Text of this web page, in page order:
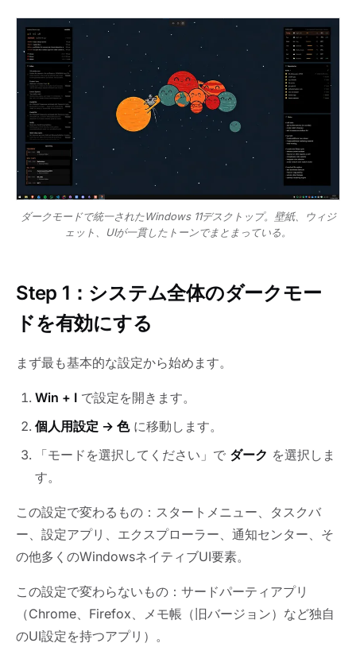
ダークモードで統一されたWindows 11デスクトップ。壁紙、ウィジ
ェット、UIが一貫したトーンでまとまっている。
Step 1：システム全体のダークモー
ドを有効にする
まず最も基本的な設定から始めます。
Win + I で設定を開きます。
個人用設定 → 色に移動します。
「モードを選択してください」で ダーク を選択しま
す。
この設定で変わるもの：スタートメニュー、タスクバ
ー、設定アプリ、エクスプローラー、通知センター、そ
の他多くのWindowsネイティブUI要素。
この設定で変わらないもの：サードパーティアプリ
（Chrome、Firefox、メモ帳（旧バージョン）など独自
のUI設定を持つアプリ）。